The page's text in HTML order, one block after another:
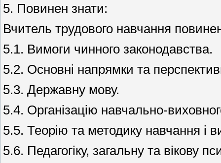
5. Повинен знати:
Вчитель трудового навчання
5.1. Вимоги чинного законодавства.
5.2. Основні напрямки та
5.3. Державну мову.
5.4. Організацію навчально-
5.5. Теорію та методику навчання і
5.6. Педагогіку, загальну та вікову